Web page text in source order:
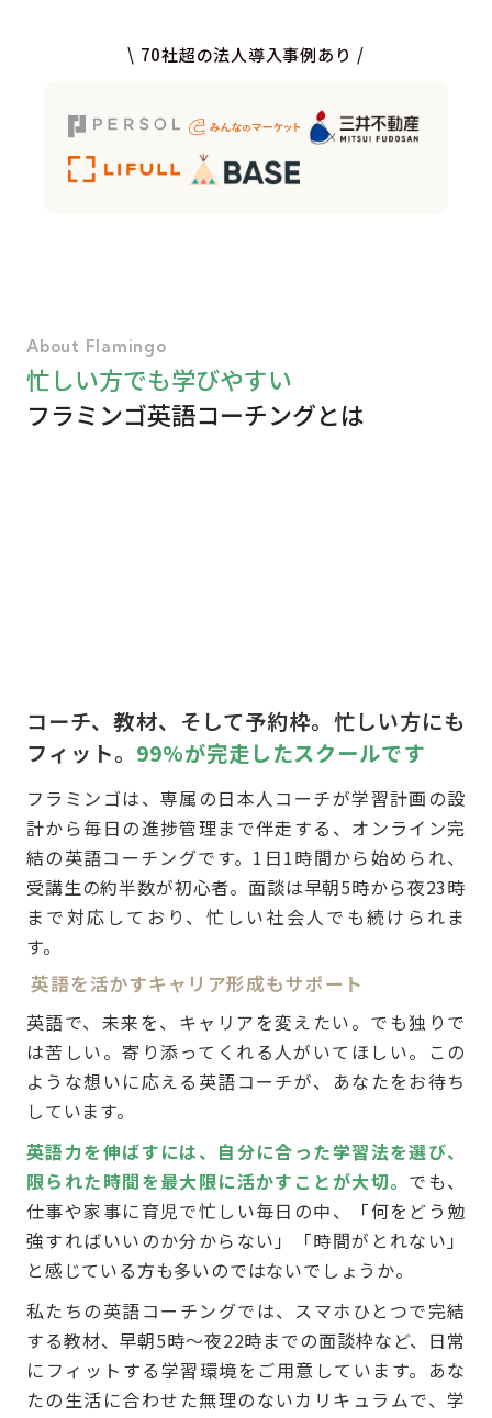
\ 70社超の法人導入事例あり /
About Flamingo
忙しい方でも学びやすい
フラミンゴ英語コーチングとは
コーチ、教材、そして予約枠。忙しい方にも
フィット。 99%が完走したスクールです
フラミンゴは、専属の日本人コーチが学習計画の設
計から毎日の進捗管理まで伴走する、オンライン完
結の英語コーチングです。1日1時間から始められ、
受講生の約半数が初心者。面談は早朝5時から夜23時
まで対応しており、忙しい社会人でも続けられま
す。
英語を活かすキャリア形成もサポート
英語で、未来を、キャリアを変えたい。でも独りで
は苦しい。寄り添ってくれる人がいてほしい。この
ような想いに応える英語コーチが、あなたをお待ち
しています。
英語力を伸ばすには、自分に合った学習法を選び、
限られた時間を最大限に活かすことが大切。 でも、
仕事や家事に育児で忙しい毎日の中、「何をどう勉
強すればいいのか分からない」「時間がとれない」
と感じている方も多いのではないでしょうか。
私たちの英語コーチングでは、スマホひとつで完結
する教材、早朝5時〜夜22時までの面談枠など、日常
にフィットする学習環境をご用意しています。あな
たの生活に合わせた無理のないカリキュラムで、学